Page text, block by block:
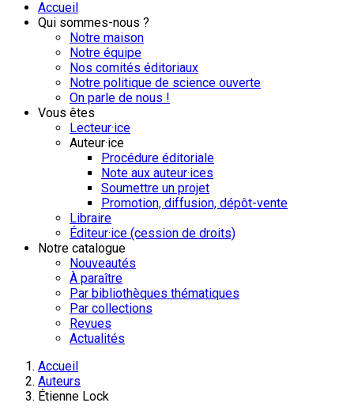
Accueil
Qui sommes-nous ?
Notre maison
Notre équipe
Nos comités éditoriaux
Notre politique de science ouverte
On parle de nous !
Vous êtes
Lecteur·ice
Auteur·ice
Procédure éditoriale
Note aux auteur·ices
Soumettre un projet
Promotion, diffusion, dépôt-vente
Libraire
Éditeur·ice (cession de droits)
Notre catalogue
Nouveautés
À paraître
Par bibliothèques thématiques
Par collections
Revues
Actualités
Accueil
Auteurs
Étienne Lock